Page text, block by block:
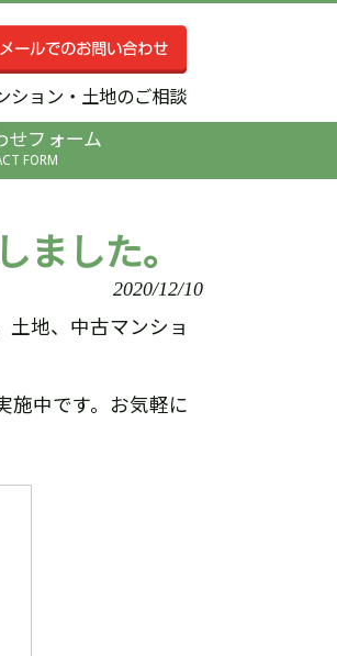
ション・土地のご相談
せフォーム
FORM
した。
2020/12/10
地、中古マンショ
中です。お気軽に